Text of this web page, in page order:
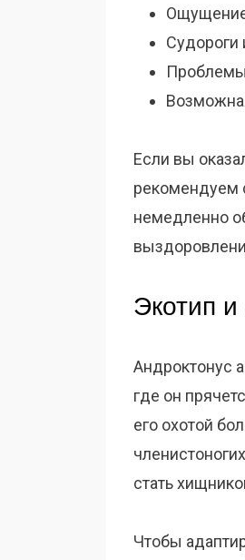
Если вы
рекомендуем
немедленно
Экотип
Андроктонус
где он
его охотой
стать
Чтобы